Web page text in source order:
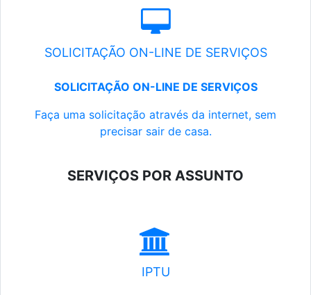
SOLICITAÇÃO ON-LINE DE SERVIÇOS
SOLICITAÇÃO ON-LINE DE SERVIÇOS
Faça uma solicitação através da internet, sem
precisar sair de casa.
SERVIÇOS POR ASSUNTO
IPTU